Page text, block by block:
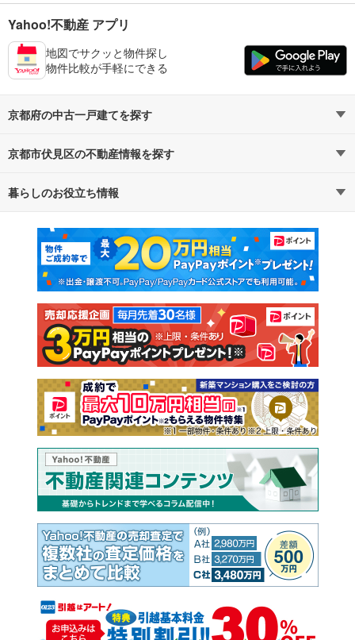
Yahoo!不動産 アプリ
地図でサクッと物件探し
物件比較が手軽にできる
京都府の中古一戸建てを探す
路線・駅から探す
通勤・通学時間から探す
京都市伏見区の不動産情報を探す
不動産・住宅
新築マンション 中古マンション
新築一戸建て 中古一戸建て
注文住宅 土地
売却査定
暮らしのお役立ち情報
マンションカタログ 教えて！住まいの先生